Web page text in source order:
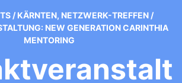
/ KÄRNTEN, NETZWERK-TREFFEN /
NEW GENERATION CARINTHIA
MENTORING